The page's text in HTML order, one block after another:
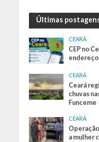
Últimas
CEARÁ
CEP no
CEARÁ
Ceará
chuvas
Funceme
CEARÁ
a mulher